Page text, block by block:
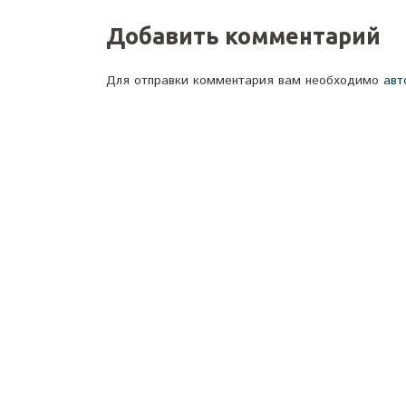
Добавить комментарий
Для отправки комментария вам необходимо